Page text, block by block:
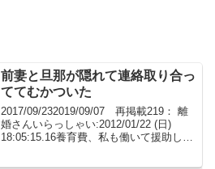
前妻と旦那が隠れて連絡取り合っ
ててむかついた
2017/09/232019/09/07 再掲載219： 離
婚さんいらっしゃい:2012/01/22 (日)
18:05:15.16養育費、私も働いて援助して